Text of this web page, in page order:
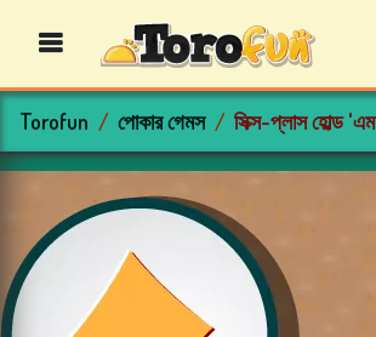
বিংগো
গেমস
ক্যাসিনো
Torofun পোকার গেমস সিক্স-প্লাস হোল্ড